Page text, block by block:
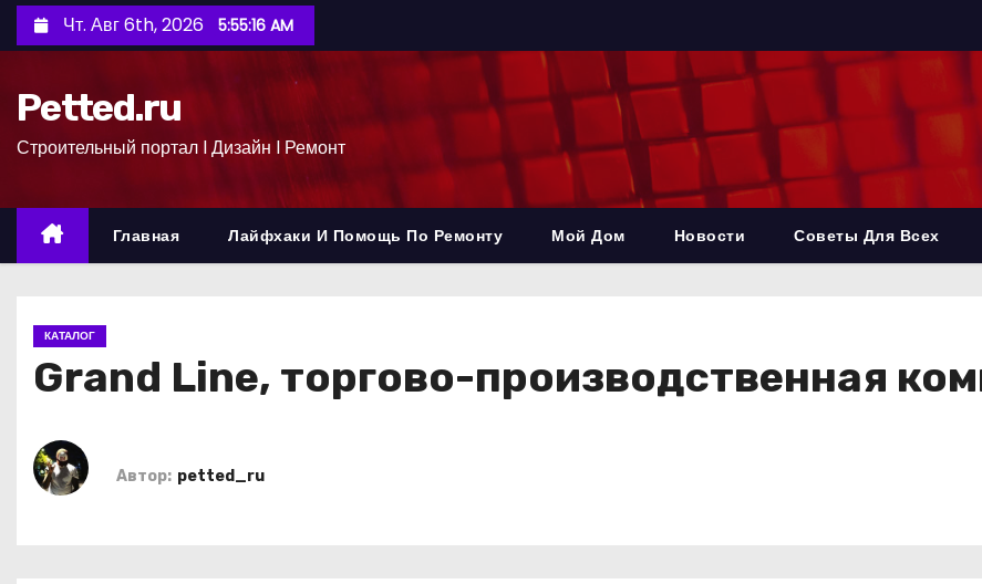
е
с
Чт. Авг 6th, 2026 5:55:17 AM
Petted.ru
Строительный портал l Дизайн l Ремонт
Главная Лайфхаки И Помощь По Ремонту Мой Дом Новости Советы Для Всех
КАТАЛОГ
Grand Line, торгово-производственная
Автор: petted_ru